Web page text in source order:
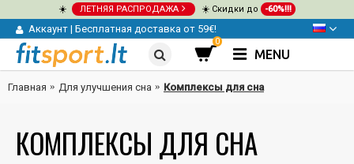
☀️ ЛЕТНЯЯ РАСПРОДАЖА ☀️ Скидки до -60%!!!
Аккаунт | Бесплатная доставка от 59€!
0
MENU
Главная Для улучшения сна Комплексы для сна
КОМПЛЕКСЫ ДЛЯ СНА